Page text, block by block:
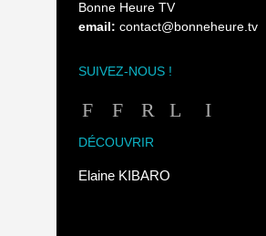
Bonne Heure TV
email: contact@bonneheure.tv
SUIVEZ-NOUS !
DÉCOUVRIR
Elaine KIBARO